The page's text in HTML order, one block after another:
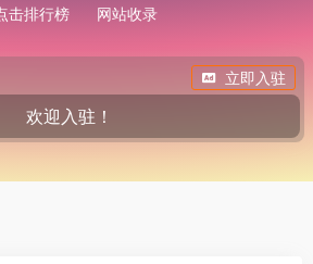
击排行榜 网站收录
立即入驻
欢迎入驻！